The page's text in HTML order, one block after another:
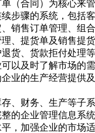
（合同）为核心来
步骤的系统，包括
销售订单管理、组
、提货单及销售提
货、货款拒付处理
以及时了解市场的
业的生产经营提供
、财务、生产等子
的企业管理信息系
，加强企业的市场